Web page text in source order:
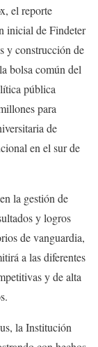
el reporte
inicial de Findeter
y construcción de
bolsa común del
pública
para
de
en el sur de
la gestión de
y logros
de vanguardia,
a las diferentes
y de alta
la Institución